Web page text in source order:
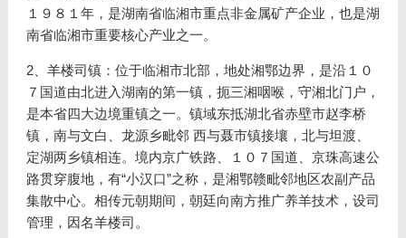
１９８１年，是湖南省临湘市重点非金属矿产企业，也是湖
南省临湘市重要核心产业之一。
2、羊楼司镇：位于临湘市北部，地处湘鄂边界，是沿１０
７国道由北进入湖南的第一镇，扼三湘咽喉，守湘北门户，
是本省四大边境重镇之一。镇域东抵湖北省赤壁市赵李桥
镇，南与文白、龙源乡毗邻 西与聂市镇接壤，北与坦渡、
定湖两乡镇相连。境内京广铁路、１０７国道、京珠高速公
路贯穿腹地，有“小汉口”之称，是湘鄂赣毗邻地区农副产品
集散中心。相传元朝期间，朝廷向南方推广养羊技术，设司
管理，因名羊楼司。